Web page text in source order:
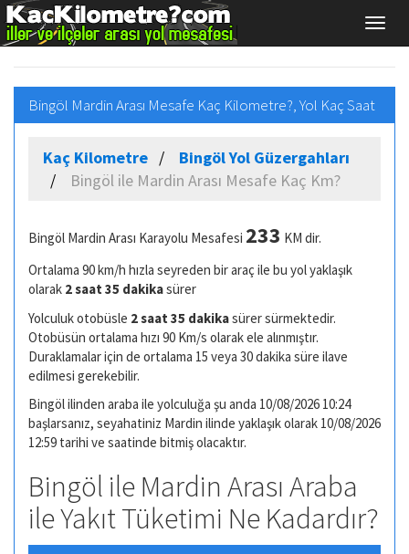
Bingöl Mardin Arası Mesafe Kaç Kilometre?, Yol Kaç Saat
Kaç Kilometre
Bingöl Yol Güzergahları
Bingöl ile Mardin Arası Mesafe Kaç Km?
Bingöl Mardin Arası Karayolu Mesafesi 233 KM dir.
Ortalama 90 km/h hızla seyreden bir araç ile bu yol yaklaşık
olarak 2 saat 35 dakikasürer
Yolculuk otobüsle 2 saat 35 dakikasürer sürmektedir.
Otobüsün ortalama hızı 90 Km/s olarak ele alınmıştır.
Duraklamalar için de ortalama 15 veya 30 dakika süre ilave
edilmesi gerekebilir.
Bingöl ilinden araba ile yolculuğa şu anda 10/08/2026 10:24
başlarsanız, seyahatiniz Mardin ilinde yaklaşık olarak 10/08/2026
12:59 tarihi ve saatinde bitmiş olacaktır.
Bingöl ile Mardin Arası Araba
ile Yakıt Tüketimi Ne Kadardır?